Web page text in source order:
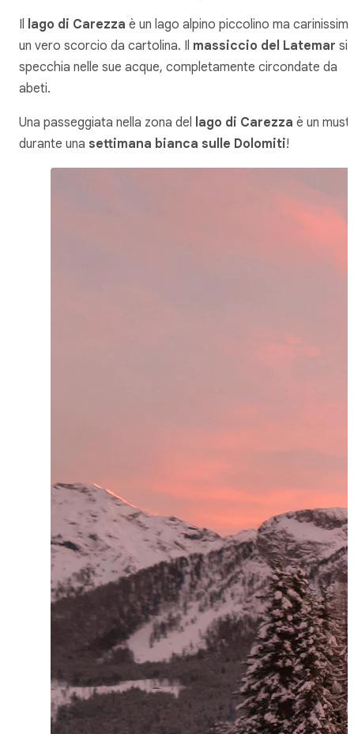
Il lago di Carezza è un lago alpino piccolino ma
un vero scorcio da cartolina. Il massiccio del Latemar si
specchia nelle sue acque, completamente circondate da
abeti.
Una passeggiata nella zona del lago di Carezza è un must
durante una settimana bianca sulle Dolomiti!